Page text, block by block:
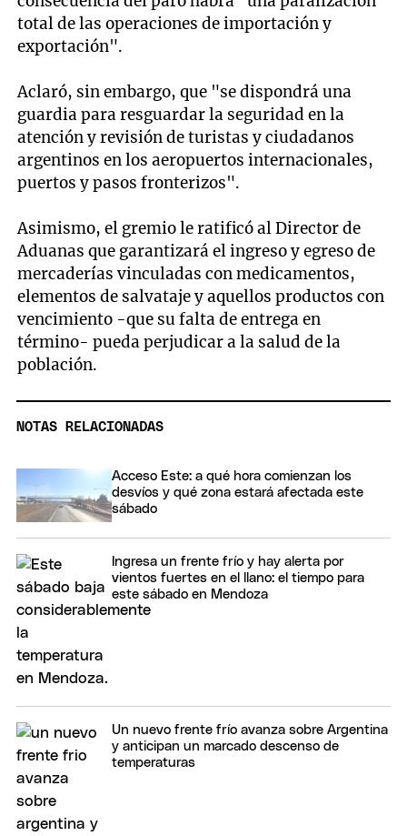
total de las operaciones de importación y
exportación".
Aclaró, sin embargo, que "se dispondrá una
guardia para resguardar la seguridad en la
atención y revisión de turistas y ciudadanos
argentinos en los aeropuertos internacionales,
puertos y pasos fronterizos".
Asimismo, el gremio le ratificó al Director de
Aduanas que garantizará el ingreso y egreso de
mercaderías vinculadas con medicamentos,
elementos de salvataje y aquellos productos con
vencimiento -que su falta de entrega en
término- pueda perjudicar a la salud de la
población.
NOTAS RELACIONADAS
Acceso Este: a qué hora comienzan los
desvíos y qué zona estará afectada este
sábado
Ingresa un frente frío y hay alerta por
vientos fuertes en el llano: el tiempo para
este sábado en Mendoza
Un nuevo frente frío avanza sobre Argentina
y anticipan un marcado descenso de
temperaturas